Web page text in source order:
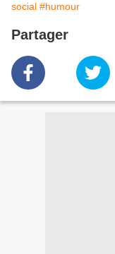
social #humour
Partager